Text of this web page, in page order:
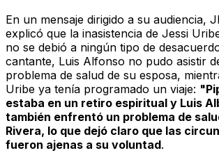
En un mensaje dirigido a su audiencia,
explicó que la inasistencia de Jessi
no se debió a ningún tipo de
cantante, Luis Alfonso no pudo asistir
problema de salud de su esposa,
Uribe ya tenía programado un viaje:
estaba en un retiro espiritual y Luis
también enfrentó un problema de
Rivera, lo que dejó claro que las
fueron ajenas a su voluntad.